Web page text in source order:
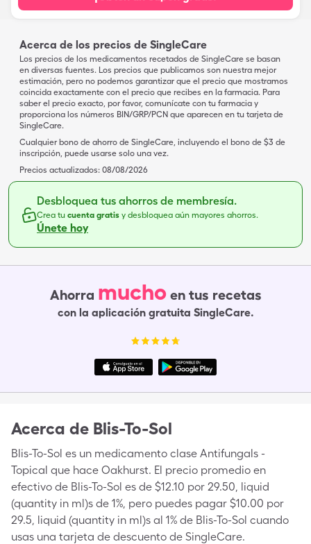
Acerca de los precios de SingleCare
Los precios de los medicamentos recetados de SingleCare se basan
en diversas fuentes. Los precios que publicamos son nuestra mejor
estimación, pero no podemos garantizar que el precio que mostramos
coincida exactamente con el precio que recibes en la farmacia. Para
saber el precio exacto, por favor, comunícate con tu farmacia y
proporciona los números BIN/GRP/PCN que aparecen en tu tarjeta de
SingleCare.
Cualquier bono de ahorro de SingleCare, incluyendo el bono de $3 de
inscripción, puede usarse solo una vez.
Precios actualizados: 08/08/2026
Desbloquea tus ahorros de membresía.
Crea tu cuenta gratis y desbloquea aún mayores ahorros.
Únete hoy
Ahorra mucho en tus recetas
con la aplicación gratuita SingleCare.
Acerca de Blis-To-Sol
Blis-To-Sol es un medicamento clase Antifungals -
Topical que hace Oakhurst. El precio promedio en
efectivo de Blis-To-Sol es de $12.10 por 29.50, liquid
(quantity in ml)s de 1%, pero puedes pagar $10.00 por
29.5, liquid (quantity in ml)s al 1% de Blis-To-Sol cuando
usas una tarjeta de descuento de SingleCare.